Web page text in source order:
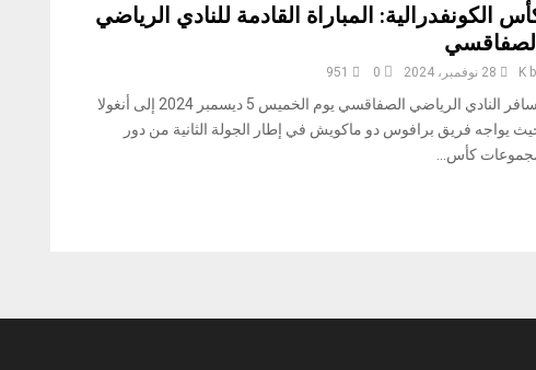
الكونفدرالية: المباراة القادمة للنادي الرياضي
K 28 نوفمبر، 2024 0
951
يسافر النادي الرياضي الصفاقسي يوم الخميس 5 ديسمبر 2024 إلى أنغولا
يواجه فريق برافوس دو ماكويش في إطار الجولة الثانية من دور
كأس...